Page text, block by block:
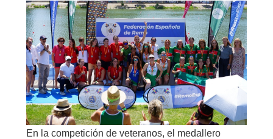
En la competición de veteranos, el medallero